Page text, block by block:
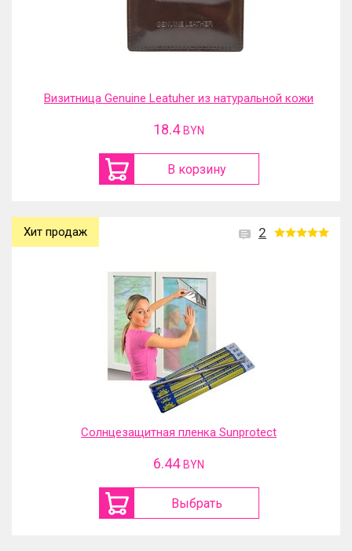
Визитница Genuine Leatuher из натуральной кожи
18.4 BYN
В корзину
2
Хит продаж
Солнцезащитная пленка Sunprotect
6.44 BYN
Выбрать